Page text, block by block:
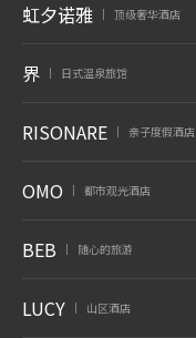
虹夕诺雅 顶级奢华酒店
界 日式温泉旅馆
RISONARE 亲子度假酒店
OMO 都市观光酒店
BEB 随心的旅游
LUCY 山区酒店